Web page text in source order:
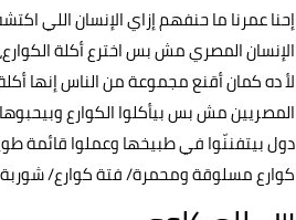
إحنا عمرنا ما حنفهم إزاي الإنسان اللي
الإنسان المصري مش بس اخترع أكلة الكوارع،
لأ ده كمان أقنع مجموعة من الناس إنها
المصريين مش بس بيأكلوا الكوارع
دول بيتفننّوا في طبيخها وعملوا قائمة
كوارع مسلوقة ومحمرة/ فتة كوارع/ شوربة